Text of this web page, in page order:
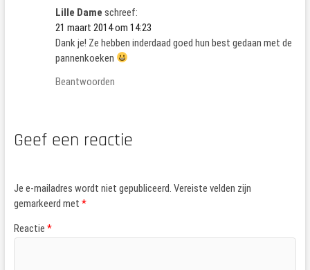
Lille Dame schreef:
21 maart 2014 om 14:23
Dank je! Ze hebben inderdaad goed hun best gedaan met de
pannenkoeken
Beantwoorden
Geef een reactie
Je e-mailadres wordt niet gepubliceerd. Vereiste velden zijn
gemarkeerd met *
Reactie *